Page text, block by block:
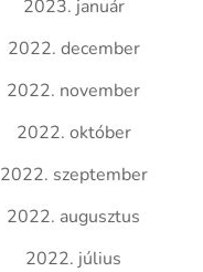
2023. január
2022. december
2022. november
2022. október
2022. szeptember
2022. augusztus
2022. július